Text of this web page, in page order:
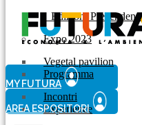
| Edizioni Precendenti
Expo 2023
Vegetal pavilion
Programma
Incontri
Experience
MY FUTURA
AREA ESPOSITORI